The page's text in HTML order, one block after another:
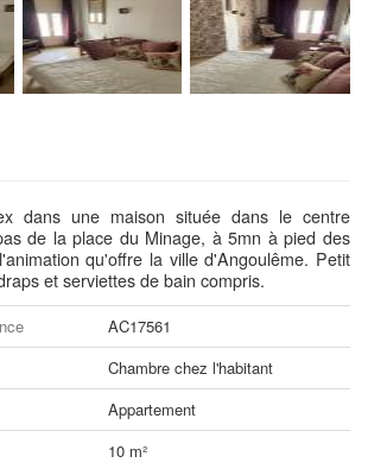
dans une maison située dans le centre
de la place du Minage, à 5mn à pied des
qu'offre la ville d'Angoulême. Petit
et serviettes de bain compris.
AC17561
Chambre chez l'habitant
Appartement
10 m²